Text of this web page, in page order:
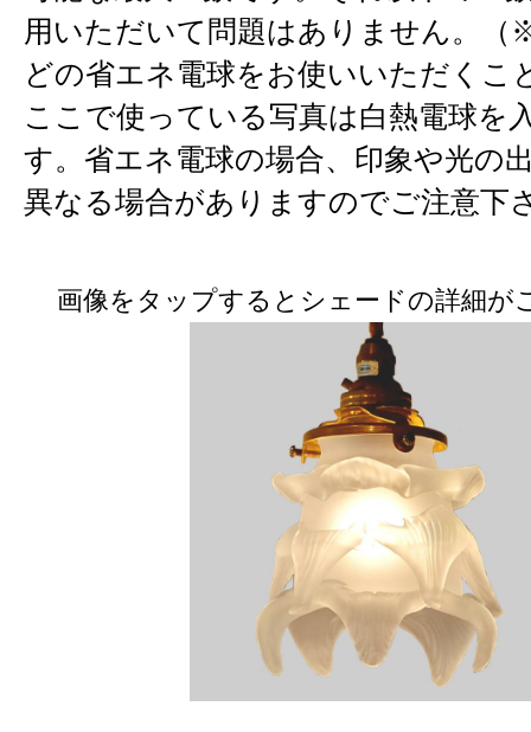
用いただいて問題はありません。（
どの省エネ電球をお使いいただくこ
ここで使っている写真は白熱電球を
す。省エネ電球の場合、印象や光の
異なる場合がありますのでご注意下
画像をタップするとシェードの詳細が